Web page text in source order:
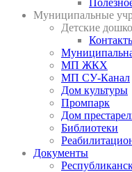
Муниципальные
Детские
МП ЖКХ
МП СУ-Канал
Дом культуры
Промпарк
Дом
Библиотеки
Документы